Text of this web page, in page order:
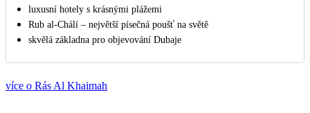
luxusní hotely s krásnými plážemi
Rub al-Chálí – největší písečná poušť na světě
skvělá základna pro objevování Dubaje
více o Rás Al Khaimah